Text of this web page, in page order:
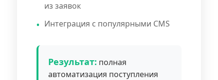
из заявок
Интеграция с популярными CMS
Результат: полная
автоматизация поступления